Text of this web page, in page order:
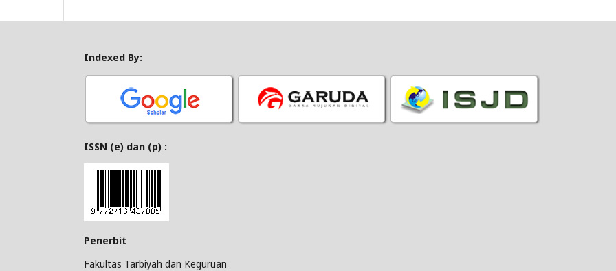
Indexed By:
ISSN (e) dan (p) :
Penerbit
Fakultas Tarbiyah dan Keguruan